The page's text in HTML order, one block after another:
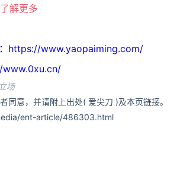
解更多
https://www.yaopaiming.com/
www.0xu.cn/
场
同意，并请附上出处( 爱尖刀 )及本页链接。
ent-article/486303.html